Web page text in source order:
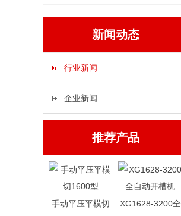
新闻动态
行业新闻
企业新闻
推荐产品
手动平压平模切
XG1628-3200全